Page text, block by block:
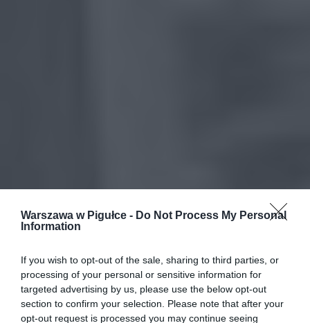
Warszawa w Pigułce - Do Not Process My Personal
Information
If you wish to opt-out of the sale, sharing to third parties, or
processing of your personal or sensitive information for
targeted advertising by us, please use the below opt-out
section to confirm your selection. Please note that after your
opt-out request is processed you may continue seeing